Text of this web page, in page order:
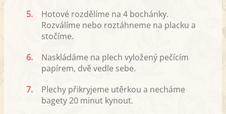
5.
Hotové rozdělíme na 4 bochánky.
Rozválíme nebo roztáhneme na placku a
stočíme.
6.
Naskládáme na plech vyložený pečícím
papírem, dvě vedle sebe.
7.
Plechy přikryjeme utěrkou a necháme
bagety 20 minut kynout.